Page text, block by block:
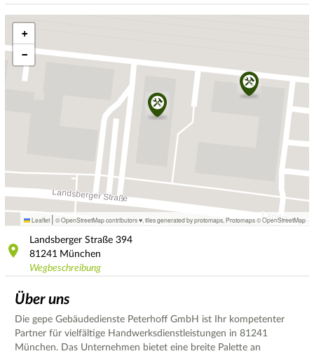
+
−
Leaflet | © OpenStreetMap contributors ♥, tiles generated by protomaps Protomaps©OpenStreetMap
Landsberger Straße 394
81241 München
Wegbeschreibung
Über uns
Die gepe Gebäudedienste Peterhoff GmbH ist Ihr kompetenter
Partner für vielfältige Handwerksdienstleistungen in 81241
München. Das Unternehmen bietet eine breite Palette an